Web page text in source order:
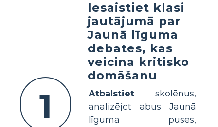
1
Iesaistiet klasi
jautājumā par
Jaunā līguma
debates, kas
veicina kritisko
domāšanu
Atbalstiet skolēnus,
analizējot abus Jaunā
līguma puses,